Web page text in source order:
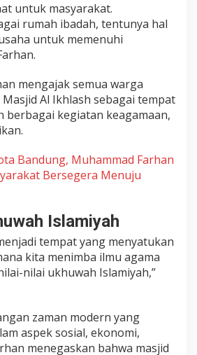
d
u
p
a
S
o
i
a
untuk masyarakat.
rumah ibadah, tentunya hal
untuk memenuhi
mengajak semua warga
Al Ikhlash sebagai tempat
berbagai kegiatan keagamaan,
Bandung, Muhammad Farhan
Bersegera Menuju
Islamiyah
tempat yang menyatukan
kita menimba ilmu agama
nilai ukhuwah Islamiyah,”
zaman modern yang
aspek sosial, ekonomi,
menegaskan bahwa masjid